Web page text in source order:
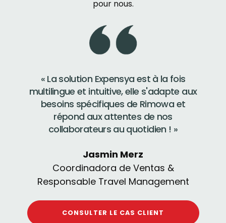
pour nous.
« La solution Expensya est à la fois
multilingue et intuitive, elle s'adapte aux
besoins spécifiques de Rimowa et
répond aux attentes de nos
collaborateurs au quotidien ! »
Jasmin Merz
Coordinadora de Ventas &
Responsable Travel Management
CONSULTER LE CAS CLIENT